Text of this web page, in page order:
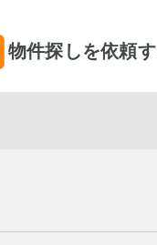
物件探しを依頼